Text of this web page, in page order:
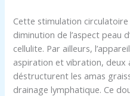
Cette stimulation
diminution de l’aspect peau
cellulite. Par ailleurs,
aspiration et vibration, deux
déstructurent les amas
drainage lymphatique. Ce